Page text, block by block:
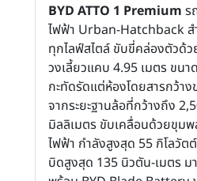
BYD ATTO 1 Premium ร
ไฟฟ้า Urban-Hatchback ส
ทุกไลฟ์สไตล์ ขับขี่คล่องตัวด้
วงเลี้ยวแคบ 4.95 เมตร ขนาด
กะทัดรัดแต่ห้องโดยสารกว้าง
จากระยะฐานล้อที่กว้างถึง
มิลลิเมตร ขับเคลื่อนด้วยขุม
ไฟฟ้า กำลังสูงสุด 55 กิโลวัต
บิดสูงสุด 135 นิวตัน-เมตร มา